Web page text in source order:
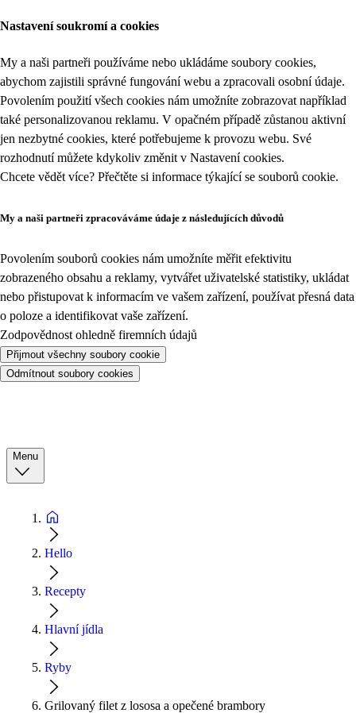
Nastavení soukromí a cookies
My a naši partneři používáme nebo ukládáme soubory cookies,
abychom zajistili správné fungování webu a zpracovali osobní údaje.
Povolením použití všech cookies nám umožníte zobrazovat například
také personalizovanou reklamu. V opačném případě zůstanou aktivní
jen nezbytné cookies, které potřebujeme k provozu webu. Své
rozhodnutí můžete kdykoliv změnit v Nastavení cookies.
Chcete vědět více? Přečtěte si informace týkající se souborů cookie.
My a naši partneři zpracováváme údaje z následujících důvodů
Povolením souborů cookies nám umožníte měřit efektivitu
zobrazeného obsahu a reklamy, vytvářet uživatelské statistiky, ukládat
nebo přistupovat k informacím ve vašem zařízení, používat přesná data
o poloze a identifikovat vaše zařízení.
Zodpovědnost ohledně firemních údajů
Přijmout všechny soubory cookie
Odmítnout soubory cookies
Menu
Hello
Recepty
Hlavní jídla
Ryby
Grilovaný filet z lososa a opečené brambory